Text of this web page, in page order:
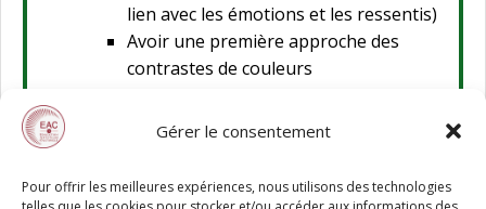
Gérer le consentement
Pour offrir les meilleures expériences, nous utilisons des technologies
lien avec les émotions et les ressentis)
Avoir une première approche des
contrastes de couleurs
Mise en scène
avec le chant.